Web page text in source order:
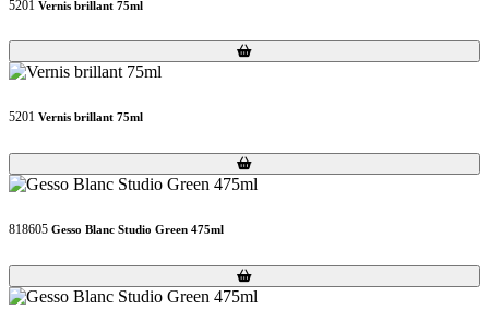
5201 Vernis brillant 75ml
Loading...
Loading...
5201 Vernis brillant 75ml
Loading...
Loading...
818605 Gesso Blanc Studio Green 475ml
Loading...
Loading...